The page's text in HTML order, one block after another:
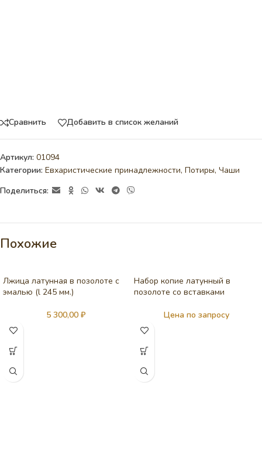
Сравнить Добавить в список желаний
Артикул: 01094
Категории: Евхаристические принадлежности, Потиры, Чаши
Поделиться:
Похожие
Лжица латунная в позолоте с
эмалью (l 245 мм.)
5 300,00 ₽
Набор копие латунный в
позолоте со вставками
Цена по запросу